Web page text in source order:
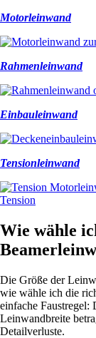
Motorleinwand
Rahmenleinwand
Einbauleinwand
Tensionleinwand
Wie wähle
Die Größe der
wie wähle ich die
einfache Faustregel:
Leinwandbreite
Detailverluste.